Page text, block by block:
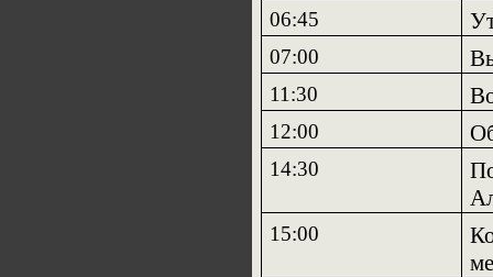
06:45
07:00
11:30
12:00
14:30
15:00